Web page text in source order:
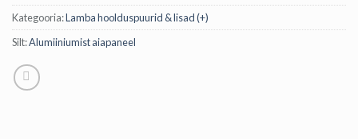
Kategooria:Lamba hoolduspuurid & lisad (+)
Silt:Alumiiniumist aiapaneel